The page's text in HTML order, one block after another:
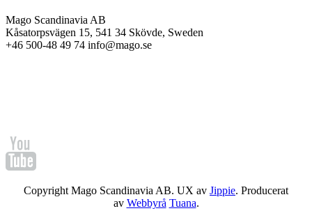
Mago Scandinavia AB
Kåsatorpsvägen 15, 541 34 Skövde, Sweden
+46 500-48 49 74 info@mago.se
Copyright Mago Scandinavia AB. UX av Jippie. Producerat
av Webbyrå Tuana.